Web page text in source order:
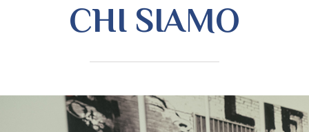
CHI SIAMO